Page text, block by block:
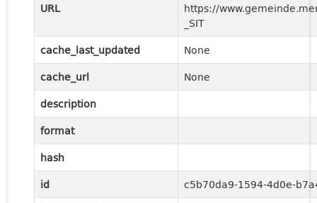
URL
https://
_SIT
cache_last_updated
None
cache_url
None
description
format
hash
id
c5b70da9-1594-4d0e-